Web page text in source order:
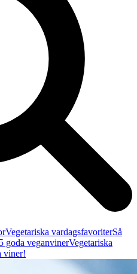
Vegetariska vardagsfavoriterSå
5 goda veganvinerVegetariska
viner!